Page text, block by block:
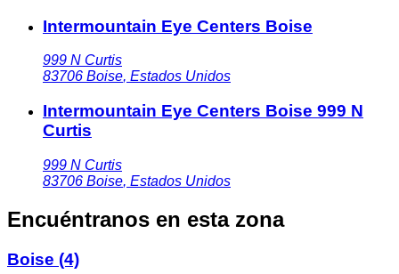
Intermountain Eye Centers Boise
999 N Curtis
83706 Boise, Estados Unidos
Intermountain Eye Centers Boise 999 N
Curtis
999 N Curtis
83706 Boise, Estados Unidos
Encuéntranos en esta zona
Boise (4)